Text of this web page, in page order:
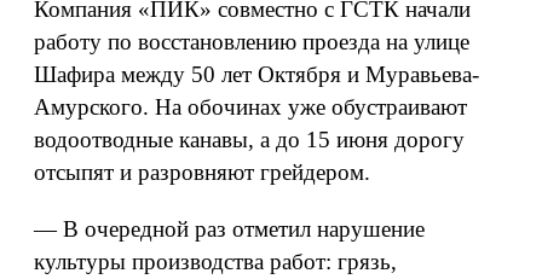
Компания «ПИК» совместно с ГСТК начали
работу по восстановлению проезда на улице
Шафира между 50 лет Октября и Муравьева-
Амурского. На обочинах уже обустраивают
водоотводные канавы, а до 15 июня дорогу
отсыпят и разровняют грейдером.
— В очередной раз отметил нарушение
культуры производства работ: грязь,